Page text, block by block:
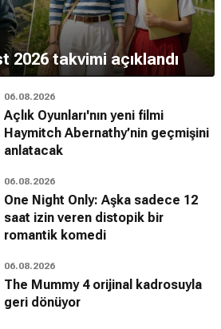
2026 takvimi açıklandı
06.08.2026
Açlık Oyunları'nın yeni filmi
Haymitch Abernathy’nin geçmişini
anlatacak
06.08.2026
One Night Only: Aşka sadece 12
saat izin veren distopik bir
romantik komedi
06.08.2026
The Mummy 4 orijinal kadrosuyla
geri dönüyor